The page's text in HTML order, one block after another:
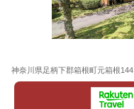
神奈川県足柄下郡箱根町元箱根144